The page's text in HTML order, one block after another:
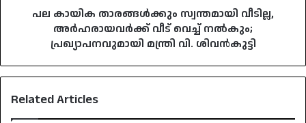
പ്രഖ്യാപനവുമായി
പല കായിക താരങ്ങൾക്കും സ്വന്തമായി വീടില്ല,
അർഹരായവർക്ക് വീട് വെച്ച് നൽകും;
പ്രഖ്യാപനവുമായി മന്ത്രി വി. ശിവൻകുട്ടി
Related Articles